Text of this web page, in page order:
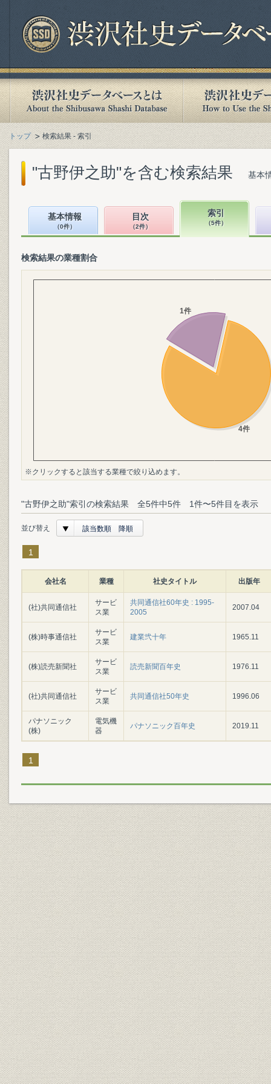
トップ 検索結果 - 索引
"古野伊之助"を含む検索結果 基本
基本情報
（0件）
目次
（2件）
索引
（5件）
検索結果の業種割合
※クリックすると該当する業種で絞り込めます。
"古野伊之助"索引の検索結果 全5件中5件 1件〜5件目を表示
並び替え 該当数順 降順
1
会社名 業種 社史タイトル 出版年
(社)共同通信社
サービ
ス業
共同通信社60年史 : 1995-
2005
2007.04
(株)時事通信社
サービ
ス業
建業弐十年 1965.11
(株)読売新聞社
サービ
ス業
読売新聞百年史 1976.11
(社)共同通信社
サービ
ス業
共同通信社50年史 1996.06
パナソニック
(株)
電気機
器
パナソニック百年史 2019.11
1